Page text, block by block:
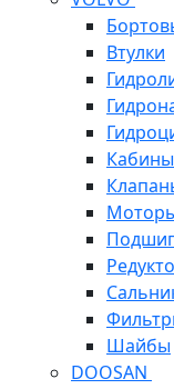
Втулки
Кабины
Шайбы
DOOSAN